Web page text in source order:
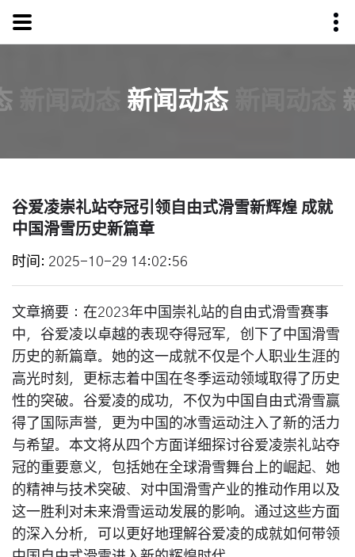
新闻动态
谷爱凌崇礼站夺冠引领自由式滑雪新辉煌 成就
中国滑雪历史新篇章
时间 2025-10-29 14:02:56
文章摘要：在2023年中国崇礼站的自由式滑雪赛事
中，谷爱凌以卓越的表现夺得冠军，创下了中国滑雪
历史的新篇章。她的这一成就不仅是个人职业生涯的
高光时刻，更标志着中国在冬季运动领域取得了历史
性的突破。谷爱凌的成功，不仅为中国自由式滑雪赢
得了国际声誉，更为中国的冰雪运动注入了新的活力
与希望。本文将从四个方面详细探讨谷爱凌崇礼站夺
冠的重要意义，包括她在全球滑雪舞台上的崛起、她
的精神与技术突破、对中国滑雪产业的推动作用以及
这一胜利对未来滑雪运动发展的影响。通过这些方面
的深入分析，可以更好地理解谷爱凌的成就如何带领